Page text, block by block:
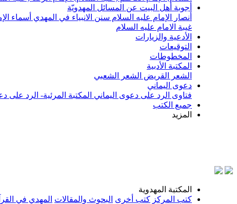
أجوبة أهل البيت عن المسائل المهدويّة
أنصار الإمام عليه السلام سنن الانبياء في المهدي أسماء
غيبة الامام عليه السلام
الأدعية والزيارات
التوقيعات
المخطوطات
المكتبة الأدبية
الشعر القريض الشعر الشعبي
دعوى اليماني
فتاوى الرد على دعوى اليماني المكتبة المرئية- الرد على
جميع الكتب
المزيد
المكتبة المهدوية
كتب المركز كتب أخرى البحوث والمقالات المهدي في